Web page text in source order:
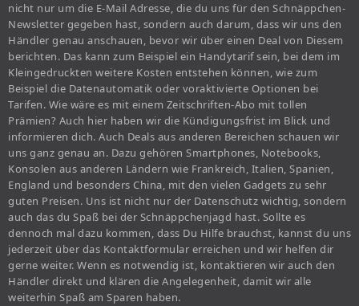
nicht nur um die E-Mail Adresse, die du uns für den Schnäppchen-
Newsletter gegeben hast, sondern auch darum, dass wir uns den
Händler genau anschauen, bevor wir über einen Deal von Diesem
berichten. Das kann zum Beispiel ein Handytarif sein, bei dem im
Kleingedruckten weitere Kosten entstehen können, wie zum
Beispiel die Datenautomatik oder voraktivierte Optionen bei
Tarifen. Wie wäre es mit einem Zeitschriften-Abo mit tollen
Prämien? Auch hier haben wir die Kündigungsfrist im Blick und
informieren dich. Auch Deals aus anderen Bereichen schauen wir
uns ganz genau an. Dazu gehören Smartphones, Notebooks,
Konsolen aus anderen Ländern wie Frankreich, Italien, Spanien,
England und besonders China, mit den vielen Gadgets zu sehr
guten Preisen. Uns ist nicht nur der Datenschutz wichtig, sondern
auch das du Spaß bei der Schnäppchenjagd hast. Sollte es
dennoch mal dazu kommen, dass Du Hilfe brauchst, kannst du uns
jederzeit über das Kontaktformular erreichen und wir helfen dir
gerne weiter. Wenn es notwendig ist, kontaktieren wir auch den
Händler direkt und klären die Angelegenheit, damit wir alle
weiterhin Spaß am Sparen haben.